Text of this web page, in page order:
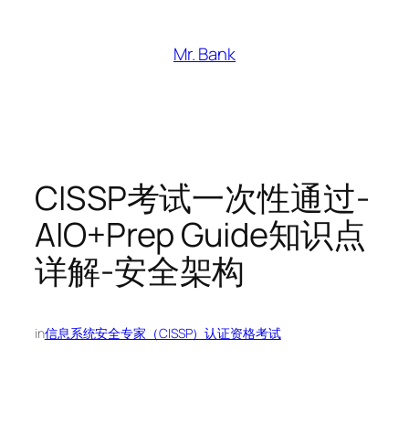
Mr. Bank
CISSP考试一次性通过-
AIO+Prep Guide知识点
详解-安全架构
in信息系统安全专家（CISSP）认证资格考试